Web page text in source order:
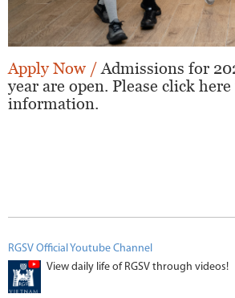
Apply Now / Admissions for
year are open. Please click
information.
RGSV Official Youtube Channel
View daily life of RGSV through videos!